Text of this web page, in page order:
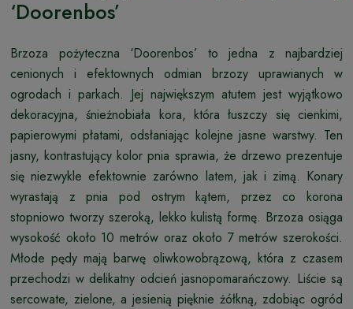
‘Doorenbos’
Brzoza pożyteczna ‘Doorenbos’ to jedna z najbardziej
cenionych i efektownych odmian brzozy uprawianych w
ogrodach i parkach. Jej największym atutem jest wyjątkowo
dekoracyjna, śnieżnobiała kora, która łuszczy się cienkimi,
papierowymi płatami, odsłaniając kolejne jasne warstwy. Ten
jasny, kontrastujący kolor pnia sprawia, że drzewo prezentuje
się niezwykle efektownie zarówno latem, jak i zimą. Konary
wyrastają z pnia pod ostrym kątem, przez co korona
stopniowo tworzy szeroką, lekko kulistą formę. Brzoza osiąga
wysokość około 10 metrów oraz około 7 metrów szerokości.
Młode pędy mają barwę oliwkowobrązową, która z czasem
przechodzi w delikatny odcień jasnopomarańczowy. Liście są
sercowate, zielone, a jesienią pięknie żółkną, zdobiąc ogród